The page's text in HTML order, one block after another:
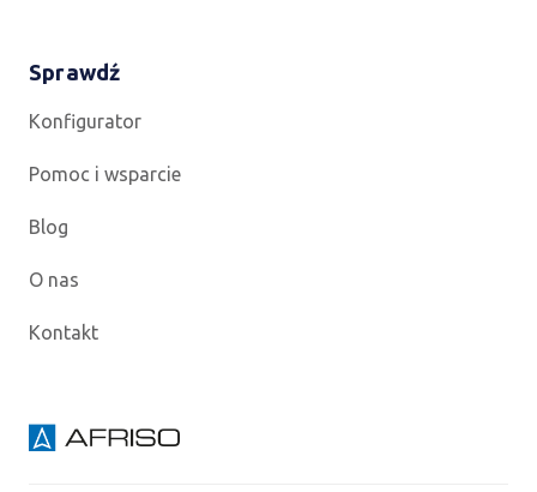
Sprawdź
Konfigurator
Pomoc i wsparcie
Blog
O nas
Kontakt